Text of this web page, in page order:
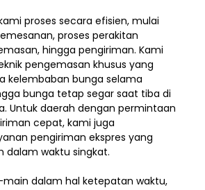
proses secara efisien, mulai
proses perakitan
hingga pengiriman. Kami
pengemasan khusus yang
kelembaban bunga selama
bunga tetap segar saat tiba di
Untuk daerah dengan permintaan
cepat, kami juga
pengiriman ekspres yang
dalam waktu singkat.
dalam hal ketepatan waktu,